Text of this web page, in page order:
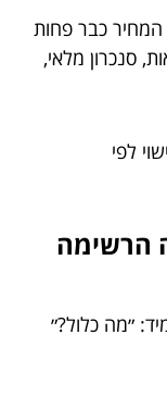
כבר פחות
סנכרון מלאי,
לפי
הרשימה